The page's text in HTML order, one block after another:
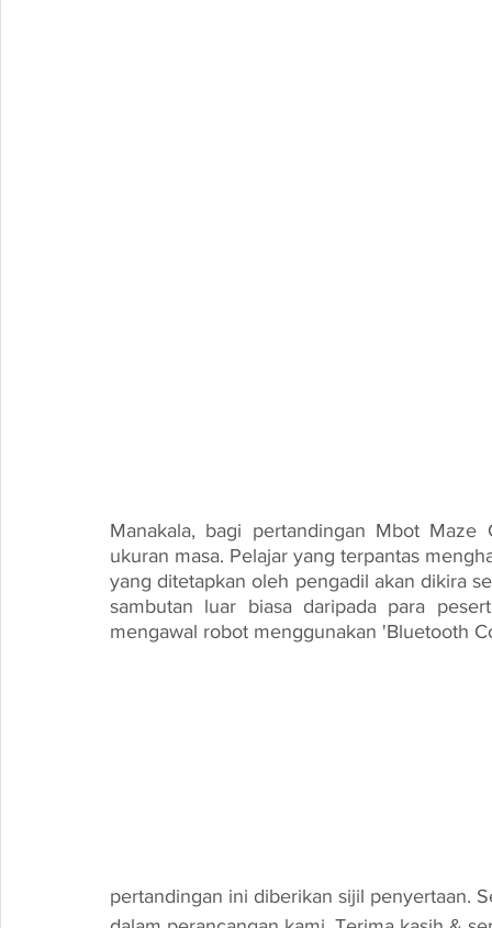
Manakala, bagi pertandingan Mbot Maze
ukuran masa. Pelajar yang terpantas
yang ditetapkan oleh pengadil akan dikira
sambutan luar biasa daripada para
mengawal robot menggunakan 'Bluetooth
pertandingan ini diberikan sijil penyertaan.